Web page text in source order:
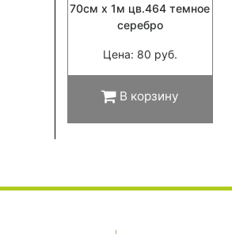
70см х 1м цв.464 темное
серебро
Цена: 80 руб.
В корзину